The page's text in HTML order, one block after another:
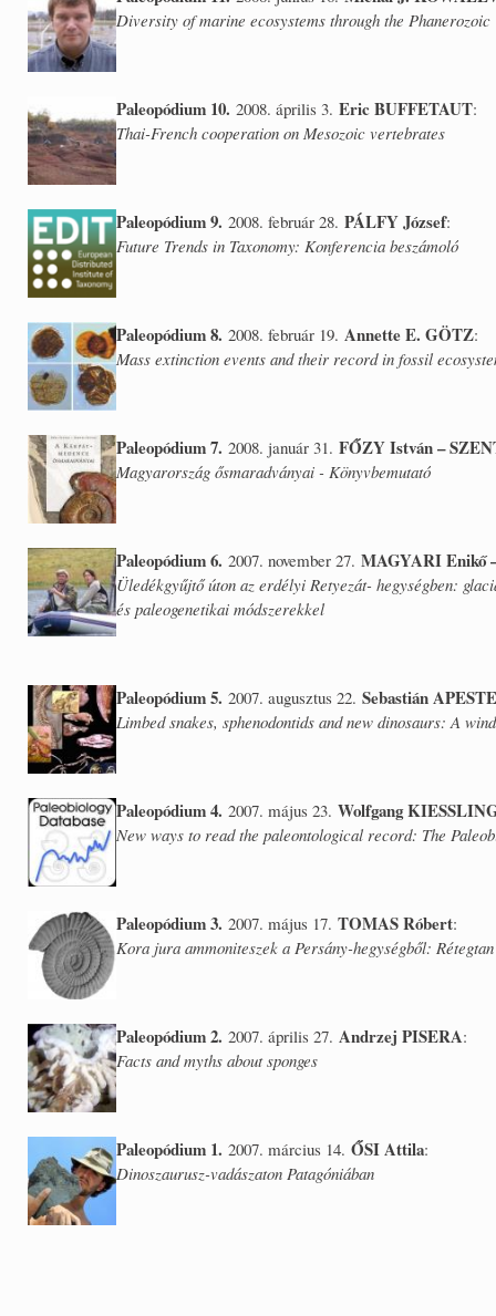
Diversity of marine ecosystems through the Phanerozoic
Paleopódium 10. 2008. április 3. Eric BUFFETAUT:
Thai-French cooperation on Mesozoic vertebrates
Paleopódium 9. 2008. február 28. PÁLFY József:
Future Trends in Taxonomy: Konferencia beszámoló
Paleopódium 8. 2008. február 19. Annette E. GÖTZ:
Mass extinction events and their record in fossil
Paleopódium 7. 2008. január 31. FŐZY István –
Magyarország ősmaradványai - Könyvbemutató
Paleopódium 6. 2007. november 27. MAGYARI Enikő
Üledékgyűjtő úton az erdélyi Retyezát- hegységben:
és paleogenetikai módszerekkel
Paleopódium 5. 2007. augusztus 22. Sebastián
Limbed snakes, sphenodontids and new dinosaurs: A
Paleopódium 4. 2007. május 23. Wolfgang
New ways to read the paleontological record: The
Paleopódium 3. 2007. május 17. TOMAS Róbert:
Kora jura ammoniteszek a Persány-hegységből:
Paleopódium 2. 2007. április 27. Andrzej PISERA:
Facts and myths about sponges
Paleopódium 1. 2007. március 14. ŐSI Attila:
Dinoszaurusz-vadászaton Patagóniában